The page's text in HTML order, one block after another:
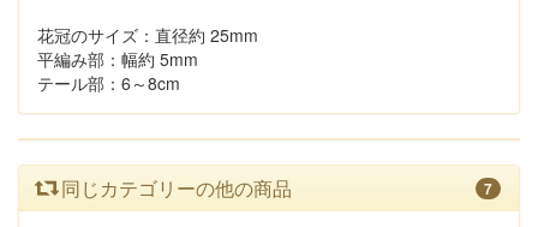
花冠のサイズ：直径約 25mm
平編み部：幅約 5mm
テール部：6～8cm
同じカテゴリーの他の商品 7